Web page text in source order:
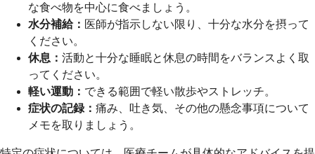
な食べ物を中心に食べましょう。
水分補給： 医師が指示しない限り、十分な水分を摂って
ください。
休息： 活動と十分な睡眠と休息の時間をバランスよく取
ってください。
軽い運動： できる範囲で軽い散歩やストレッチ。
症状の記録： 痛み、吐き気、その他の懸念事項について
メモを取りましょう。